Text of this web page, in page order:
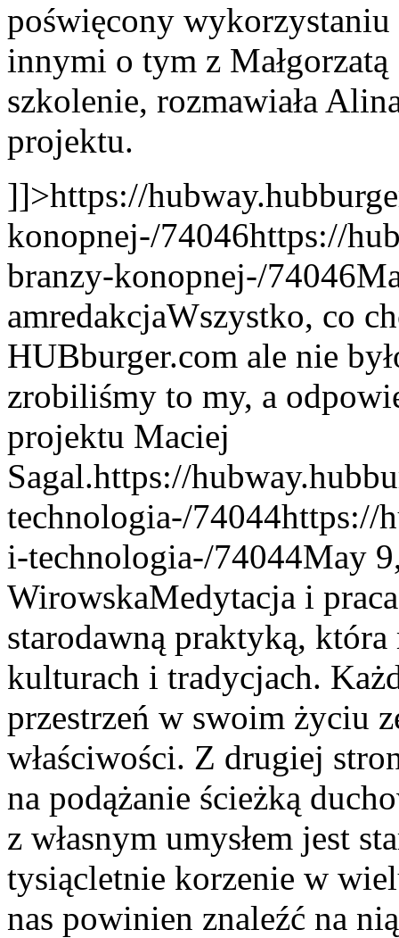
poświęcony
innymi o tym z
szkolenie, rozmawiała
projektu.
]]>https://
konopnej-/74046https://
branzy-konopnej-/74046
amredakcjaWszystko, co
HUBburger.com ale nie
zrobiliśmy to my, a
projektu Maciej
Sagal.https://
technologia-/74044https://
i-technologia-/74044May
WirowskaMedytacja i
starodawną praktyką,
kulturach i tradycjach.
przestrzeń w swoim życiu
właściwości. Z drugiej
na podążanie ścieżką
z własnym umysłem jest
tysiącletnie korzenie w
nas powinien znaleźć na